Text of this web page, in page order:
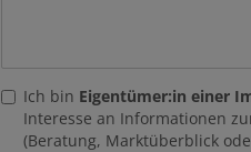
Ich bin Eigentümer:in einer
Interesse an Informationen
(Beratung, Marktüberblick